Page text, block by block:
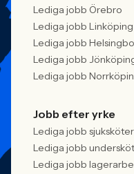
Lediga jobb Örebro
Lediga jobb Linköping
Lediga jobb
Lediga jobb
Lediga jobb
Jobb efter yrke
Lediga jobb
Lediga jobb
Lediga jobb